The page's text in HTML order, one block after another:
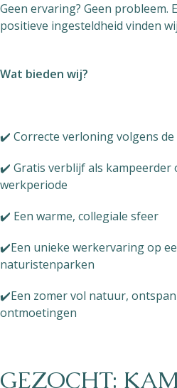
Geen ervaring? Geen probleem.
positieve ingesteldheid vinden
Wat bieden wij?
✔️ Correcte verloning volgens de
✔️ Gratis verblijf als kampeerder
werkperiode
✔️ Een warme, collegiale sfeer
✔️Een unieke werkervaring op
naturistenparken
✔️Een zomer vol natuur,
ontmoetingen
GEZOCHT: